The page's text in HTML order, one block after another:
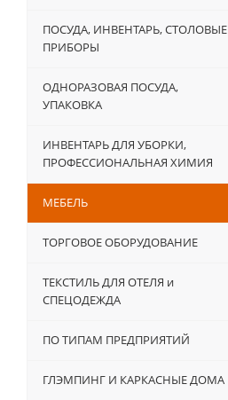
ПОСУДА, ИНВЕНТАРЬ, СТОЛОВЫЕ
ПРИБОРЫ
ОДНОРАЗОВАЯ ПОСУДА,
УПАКОВКА
ИНВЕНТАРЬ ДЛЯ УБОРКИ,
ПРОФЕССИОНАЛЬНАЯ ХИМИЯ
МЕБЕЛЬ
ТОРГОВОЕ ОБОРУДОВАНИЕ
ТЕКСТИЛЬ ДЛЯ ОТЕЛЯ и
СПЕЦОДЕЖДА
ПО ТИПАМ ПРЕДПРИЯТИЙ
ГЛЭМПИНГ И КАРКАСНЫЕ ДОМА